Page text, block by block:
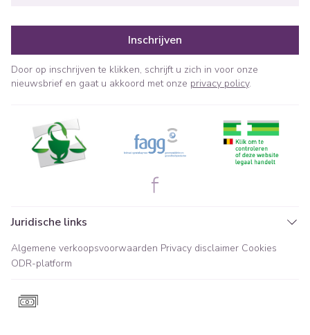
Inschrijven
Door op inschrijven te klikken, schrijft u zich in voor onze
nieuwsbrief en gaat u akkoord met onze privacy policy.
Juridische links
Algemene verkoopsvoorwaarden Privacy disclaimer Cookies
ODR-platform